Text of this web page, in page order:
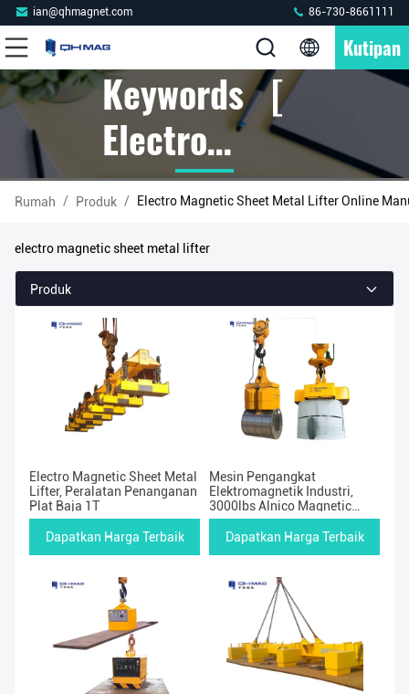
ian@qhmagnet.com 86-730-8661111
Kutipan
Keywords [
Electro
Magnetic
Sheet Metal
Lifter ]
Match 50
Produk
Rumah / Produk / Electro Magnetic Sheet Metal Lifter Online
electro magnetic sheet metal lifter
Produk
Electro Magnetic Sheet Metal
Lifter, Peralatan Penanganan
Plat Baja 1T
Dapatkan Harga Terbaik
Mesin Pengangkat
Elektromagnetik Industri,
3000lbs Alnico Magnetic
Sheet Metal Lifter
Dapatkan Harga Terbaik